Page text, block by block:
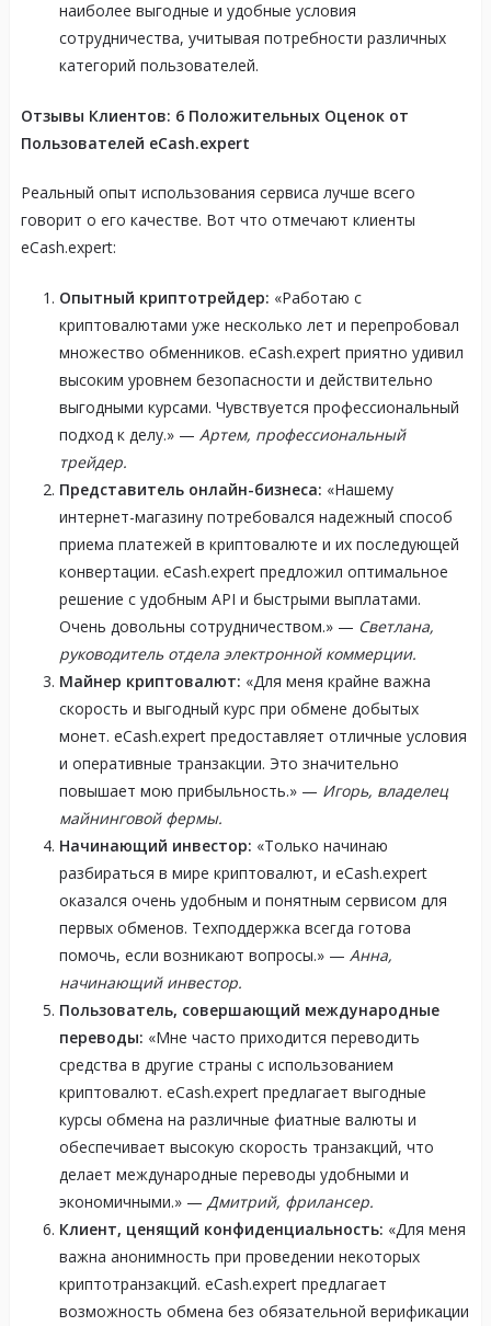
наиболее выгодные и удобные условия
сотрудничества, учитывая потребности различных
категорий пользователей.
Отзывы Клиентов: 6 Положительных Оценок от
Пользователей eCash.expert
Реальный опыт использования сервиса лучше всего
говорит о его качестве. Вот что отмечают клиенты
eCash.expert:
Опытный криптотрейдер: «Работаю с
криптовалютами уже несколько лет и перепробовал
множество обменников. eCash.expert приятно удивил
высоким уровнем безопасности и действительно
выгодными курсами. Чувствуется профессиональный
подход к делу.» — Артем, профессиональный
трейдер.
Представитель онлайн-бизнеса: «Нашему
интернет-магазину потребовался надежный способ
приема платежей в криптовалюте и их последующей
конвертации. eCash.expert предложил оптимальное
решение с удобным API и быстрыми выплатами.
Очень довольны сотрудничеством.» — Светлана,
руководитель отдела электронной коммерции.
Майнер криптовалют: «Для меня крайне важна
скорость и выгодный курс при обмене добытых
монет. eCash.expert предоставляет отличные условия
и оперативные транзакции. Это значительно
повышает мою прибыльность.» — Игорь, владелец
майнинговой фермы.
Начинающий инвестор: «Только начинаю
разбираться в мире криптовалют, и eCash.expert
оказался очень удобным и понятным сервисом для
первых обменов. Техподдержка всегда готова
помочь, если возникают вопросы.» — Анна,
начинающий инвестор.
Пользователь, совершающий международные
переводы: «Мне часто приходится переводить
средства в другие страны с использованием
криптовалют. eCash.expert предлагает выгодные
курсы обмена на различные фиатные валюты и
обеспечивает высокую скорость транзакций, что
делает международные переводы удобными и
экономичными.» — Дмитрий, фрилансер.
Клиент, ценящий конфиденциальность: «Для меня
важна анонимность при проведении некоторых
криптотранзакций. eCash.expert предлагает
возможность обмена без обязательной верификации